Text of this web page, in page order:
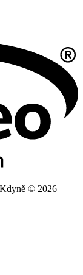
© 2026